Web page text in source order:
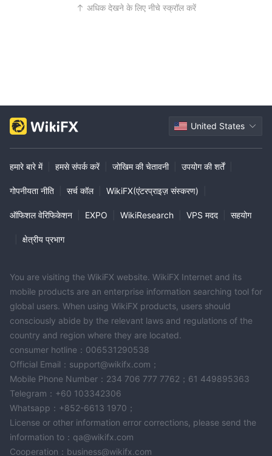
अधिक देखने के लिए नीचे स्क्रॉल करें
United States
हमारे बारे में हमसे संपर्क करें जोखिम की चेतावनी उपयोग की शर्तें
गोपनीयता नीति सर्च कॉल WikiFX(एंटरप्राइज़ संस्करण)
ऑफिशल वेरिफिकेशन EXPO WikiResearch VPS मदद सहयोग
क्षेत्रीय प्रभाग
You are visiting the WikiFX website. WikiFX Internet and its
mobile products are an enterprise information searching tool for
global users. When using WikiFX products, users should
consciously abide by the relevant laws and regulations of the
country and region where they are located.
consumer hotline：006531290538
Official Email：support@wikifx.com；
Mobile Phone Number：234 706 777 7762；61 449895363
Telegram：+60 103342306
Whatsapp：+852-6613 1970；
License or other information error corrections, please send the
information to：qa@wikifx.com
Cooperation：business@wikifx.com